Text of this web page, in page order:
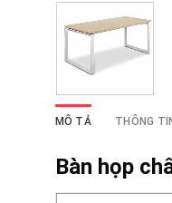
MÔ TẢ THÔNG
Bàn họp